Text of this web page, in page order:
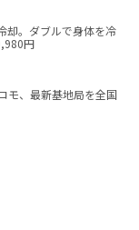
却。ダブルで身体を冷
円
モ、最新基地局を全国